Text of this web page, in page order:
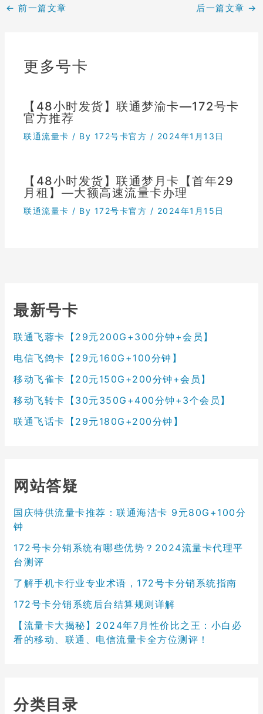
← 前一篇文章 后一篇文章 →
更多号卡
【48小时发货】联通梦渝卡—172号卡
官方推荐
联通流量卡 / By 172号卡官方 / 2024年1月13日
【48小时发货】联通梦月卡【首年29
月租】—大额高速流量卡办理
联通流量卡 / By 172号卡官方 / 2024年1月15日
最新号卡
联通飞蓉卡【29元200G+300分钟+会员】
电信飞鸽卡【29元160G+100分钟】
移动飞雀卡【20元150G+200分钟+会员】
移动飞转卡【30元350G+400分钟+3个会员】
联通飞话卡【29元180G+200分钟】
网站答疑
国庆特供流量卡推荐：联通海洁卡 9元80G+100分
钟
172号卡分销系统有哪些优势？2024流量卡代理平
台测评
了解手机卡行业专业术语，172号卡分销系统指南
172号卡分销系统后台结算规则详解
【流量卡大揭秘】2024年7月性价比之王：小白必
看的移动、联通、电信流量卡全方位测评！
分类目录